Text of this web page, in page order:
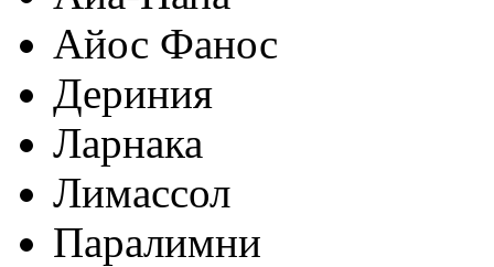
Айос Фанос
Дериния
Ларнака
Лимассол
Паралимни